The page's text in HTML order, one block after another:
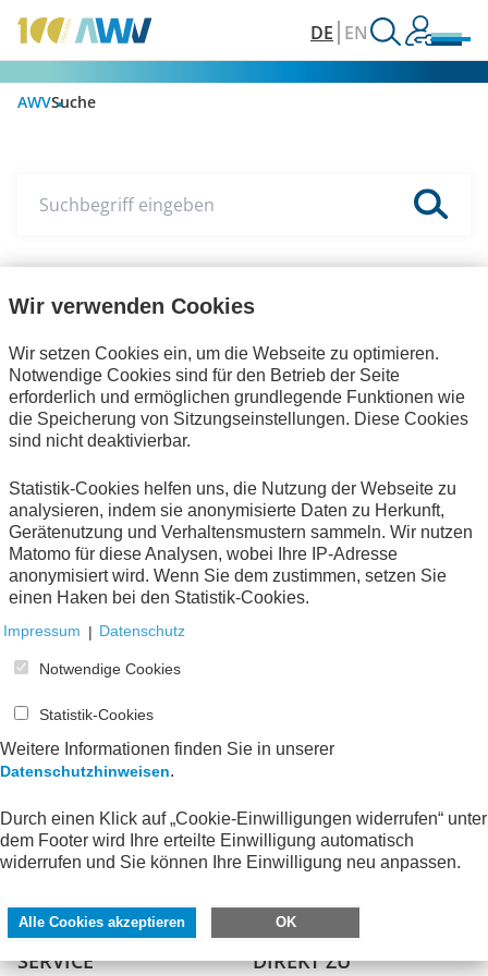
DE EN
AWVSuche
Suchbegriff eingeben
Veranstaltungen eXTra
1
SERVICE DIREKT ZU
Wir verwenden Cookies
Wir setzen Cookies ein, um die Webseite zu optimieren.
Notwendige Cookies sind für den Betrieb der Seite
erforderlich und ermöglichen grundlegende Funktionen wie
die Speicherung von Sitzungseinstellungen. Diese Cookies
sind nicht deaktivierbar.
Statistik-Cookies helfen uns, die Nutzung der Webseite zu
analysieren, indem sie anonymisierte Daten zu Herkunft,
Gerätenutzung und Verhaltensmustern sammeln. Wir nutzen
Matomo für diese Analysen, wobei Ihre IP-Adresse
anonymisiert wird. Wenn Sie dem zustimmen, setzen Sie
einen Haken bei den Statistik-Cookies.
Impressum | Datenschutz
Notwendige Cookies
Statistik-Cookies
Weitere Informationen finden Sie in unserer
Datenschutzhinweisen.
Durch einen Klick auf „Cookie-Einwilligungen widerrufen“ unter
dem Footer wird Ihre erteilte Einwilligung automatisch
widerrufen und Sie können Ihre Einwilligung neu anpassen.
Alle Cookies akzeptieren OK